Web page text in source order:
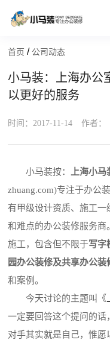
首页 / 公司动态
小马装：上海办公
以更好的服务
时间：2017-11-14 作者：
小马装按：上海小马
zhuang.com)专注于办公
有甲级设计资质、施工
和难点的办公装修服务商
施工，包含但不限于写字
园办公装修及共享办公
和案例。
今天讨论的主题叫《
一定要回答这个提问的
对手其实就是自己，惟愿